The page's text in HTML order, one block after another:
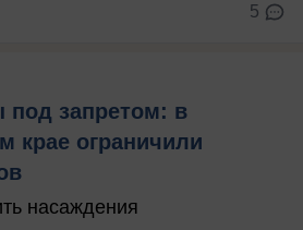
5
под запретом: в
крае ограничили
насаждения